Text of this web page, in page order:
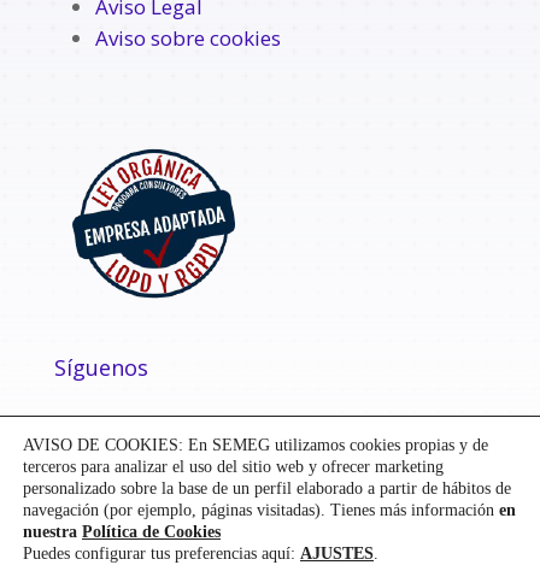
Aviso Legal
Aviso sobre cookies
Síguenos
AVISO DE COOKIES: En SEMEG utilizamos cookies propias y de
terceros para analizar el uso del sitio web y ofrecer marketing
personalizado sobre la base de un perfil elaborado a partir de hábitos de
navegación (por ejemplo, páginas visitadas). Tienes más información en
nuestra Política de Cookies
Puedes configurar tus preferencias aquí: AJUSTES.